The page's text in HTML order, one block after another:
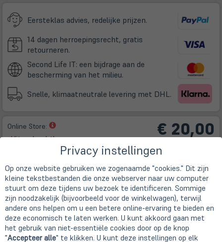
Eersteklas advies, redelijke prijzen.
14 dagen herroepingsrecht, gratis
retourneren.
Second Life IT: een bijdrage aan de
bescherming van het milieu.
Snelle, klimaatneutrale levering met DHL.
Online Store:
(öffnet
neuem
Tab)
Uitverkocht! € 20,00
Varianten / optischer Zustand
64 GB
16,90 €
Privacy instellingen
Op onze website gebruiken we zogenaamde "cookies." Dit zijn
kleine tekstbestanden die onze webserver naar uw computer
stuurt om deze tijdens uw bezoek te identificeren. Sommige
zijn noodzakelijk (bijvoorbeeld voor de winkelwagen), terwijl
andere ons helpen om u een betere online-ervaring te bieden en
deze economisch te laten werken. U kunt akkoord gaan met
het gebruik van niet-essentiële cookies door op de knop
"Accepteer alle" te klikken. U kunt deze instellingen op elk